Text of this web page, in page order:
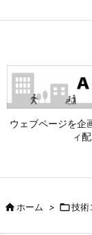
ウェブページを企
ィ
ホーム > 技術